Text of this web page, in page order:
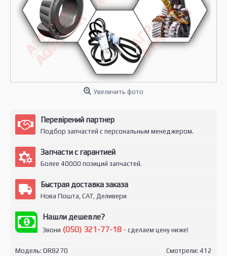
Увеличить фото
Перевірений партнер
Подбор запчастей с персональным менеджером.
Запчасти с гарантией
Более 40000 позиций запчастей.
Быстрая доставка заказа
Нова Пошта, САТ, Деливери
Нашли дешевле?
Звони (050) 321-77-18 - сделаем цену ниже!
Смотрели: 412
Модель: DR8270